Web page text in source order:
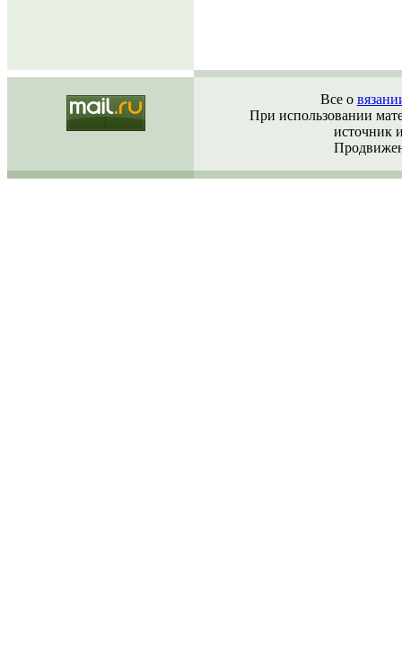
Все о
При использовании
источник